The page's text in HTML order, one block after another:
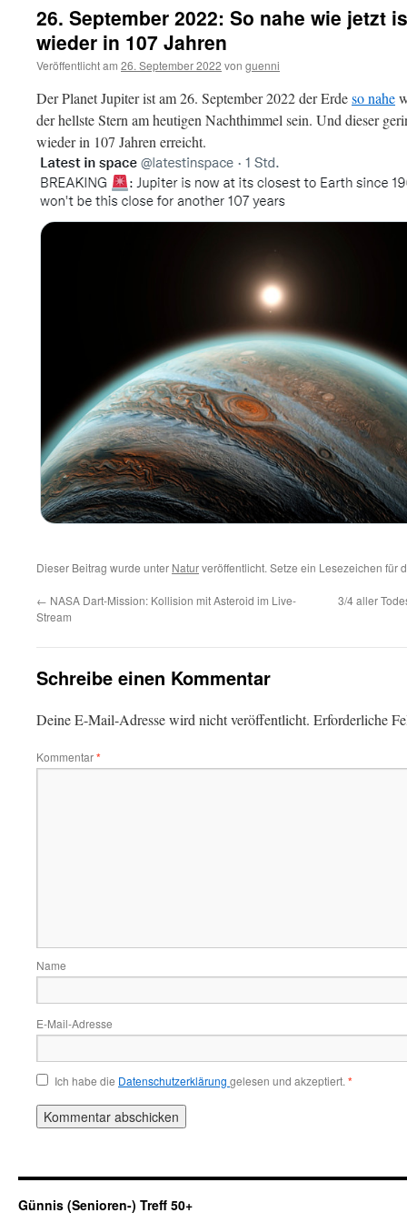
26. September 2022: So nahe wie jetzt
wieder in 107 Jahren
Veröffentlicht am 26. September 2022 von guenni
Der Planet Jupiter ist am 26. September 2022 der Erdeso nahe
der hellste Stern am heutigen Nachthimmel sein. Und dieser
wieder in 107 Jahren erreicht.
Dieser Beitrag wurde unter Naturveröffentlicht. Setze ein Lesezeichen für
← NASA Dart-Mission: Kollision mit Asteroid im Live-
Stream
3/4 aller
Schreibe einen Kommentar
Deine E-Mail-Adresse wird nicht veröffentlicht. Erforderliche
Kommentar*
Name
E-Mail-Adresse
Ich habe die Datenschutzerklärung gelesen und akzeptiert. *
Günnis (Senioren-) Treff 50+